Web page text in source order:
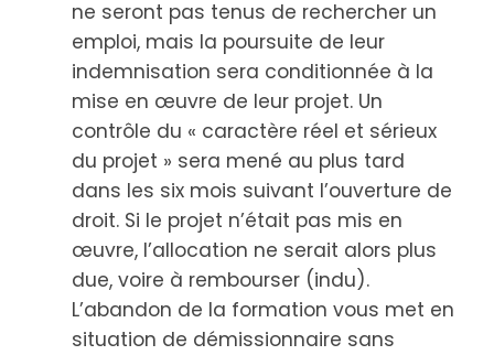
ne seront pas tenus de rechercher un
emploi, mais la poursuite de leur
indemnisation sera conditionnée à la
mise en œuvre de leur projet. Un
contrôle du « caractère réel et sérieux
du projet » sera mené au plus tard
dans les six mois suivant l’ouverture de
droit. Si le projet n’était pas mis en
œuvre, l’allocation ne serait alors plus
due, voire à rembourser (indu).
L’abandon de la formation vous met en
situation de démissionnaire sans